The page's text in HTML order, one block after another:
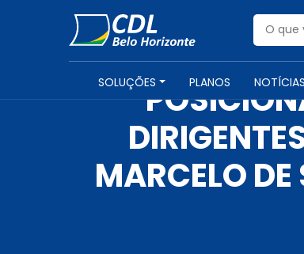
SOLUÇÕES PLANOS NOTÍCIAS
MARCELO